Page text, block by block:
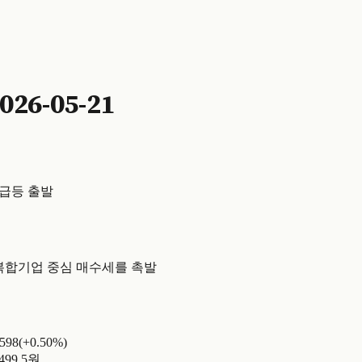
05-21
등 출발
합기업 중심 매수세를 촉발